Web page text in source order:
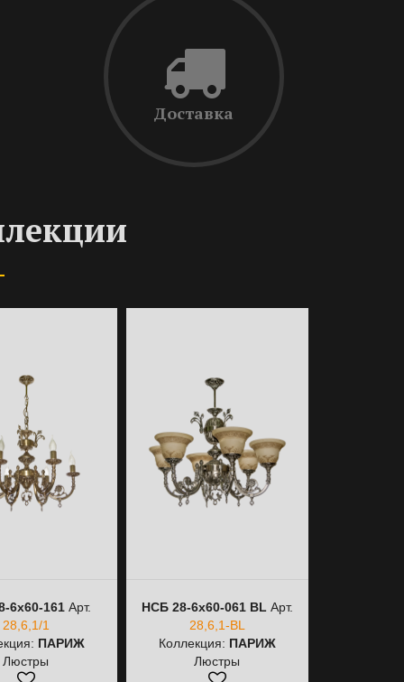
Доставка
6х60-161 Арт.
28,6,1/1
ПАРИЖ
Люстры
НСБ 28-6х60-061 ВL Арт.
28,6,1-ВL
Коллекция: ПАРИЖ
Люстры